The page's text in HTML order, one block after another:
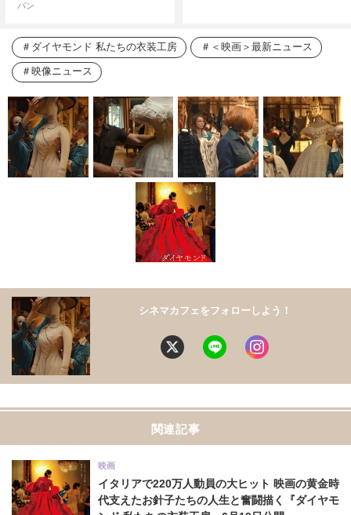
パン
ダイヤモンド 私たちの衣装工房 ＜映画＞最新ニュース
映像ニュース
シネマカフェをフォローしよう！
関連記事
イタリアで220万人動員の大ヒット 映画の黄金時
代支えたお針子たちの人生と奮闘描く『ダイヤモ
映画